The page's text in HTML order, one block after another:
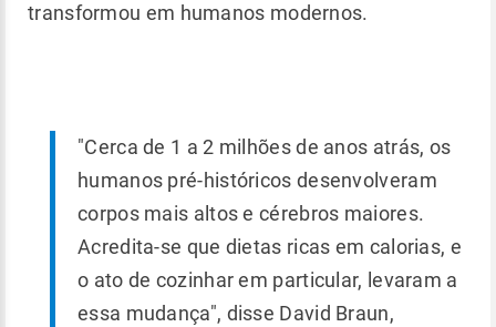
transformou em humanos modernos.
"Cerca de 1 a 2 milhões de anos atrás, os
humanos pré-históricos desenvolveram
corpos mais altos e cérebros maiores.
Acredita-se que dietas ricas em calorias, e
o ato de cozinhar em particular, levaram a
essa mudança", disse David Braun,